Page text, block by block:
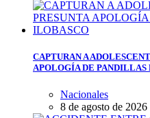
CAPTURAN A
APOLOGÍA DE PANDILLAS
Nacionales
8 de agosto de 2026